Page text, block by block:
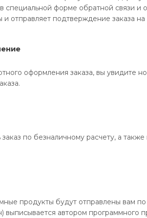
специальной форме обратной связи и
и отправляет подтверждение заказа
оформления заказа, вы увидите
по безналичному расчету, а
продукты будут отправлены вам
выписывается автором программного